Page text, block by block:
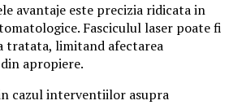
avantaje este precizia ridicata in
Fasciculul laser poate fi
tratata, limitand afectarea
apropiere.
cazul interventiilor asupra